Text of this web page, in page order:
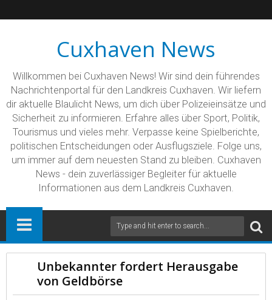
Cuxhaven News
Willkommen bei Cuxhaven News! Wir sind dein führendes
Nachrichtenportal für den Landkreis Cuxhaven. Wir liefern
dir aktuelle Blaulicht News, um dich über Polizeieinsätze und
Sicherheit zu informieren. Erfahre alles über Sport, Politik,
Tourismus und vieles mehr. Verpasse keine Spielberichte,
politischen Entscheidungen oder Ausflugsziele. Folge uns,
um immer auf dem neuesten Stand zu bleiben. Cuxhaven
News - dein zuverlässiger Begleiter für aktuelle
Informationen aus dem Landkreis Cuxhaven.
Unbekannter fordert Herausgabe
von Geldbörse